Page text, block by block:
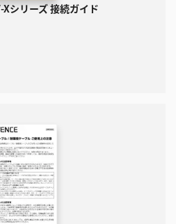
シリーズ 接続ガイド